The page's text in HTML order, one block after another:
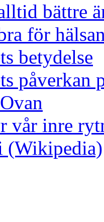
bättre
för
betydelse
påverkan
vår inre
(Wikipedia)